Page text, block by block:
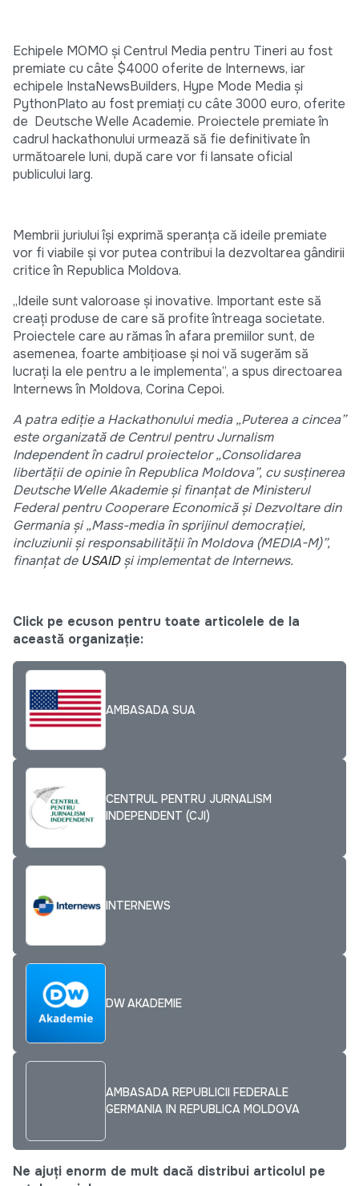
Echipele MOMO şi Centrul Media pentru Tineri au fost
premiate cu câte $4000 oferite de Internews, iar
echipele InstaNewsBuilders, Hype Mode Media și
PythonPlato au fost premiați cu câte 3000 euro, oferite
de Deutsche Welle Academie. Proiectele premiate în
cadrul hackathonului urmează să fie definitivate în
următoarele luni, după care vor fi lansate oficial
publicului larg.
Membrii juriului își exprimă speranța că ideile premiate
vor fi viabile și vor putea contribui la dezvoltarea gândirii
critice în Republica Moldova.
„Ideile sunt valoroase și inovative. Important este să
creați produse de care să profite întreaga societate.
Proiectele care au rămas în afara premiilor sunt, de
asemenea, foarte ambițioase și noi vă sugerăm să
lucrați la ele pentru a le implementa”, a spus directoarea
Internews în Moldova, Corina Cepoi.
A patraediție a Hackathonului media „Puterea a cincea”
este organizată de Centrul pentru Jurnalism
Independent în cadrul proiectelor „Consolidarea
libertății de opinie în Republica Moldova”, cu susținerea
Deutsche Welle Akademie și finanțat de Ministerul
Federal pentru Cooperare Economică și Dezvoltare din
Germania și „Mass-media în sprijinul democrației,
incluziunii și responsabilității în Moldova (MEDIA-M)”,
finanțat de USAIDși implementat de Internews.
Click pe ecuson pentru toate articolele de la
această organizație:
AMBASADA SUA
CENTRUL PENTRU JURNALISM
INDEPENDENT (CJI)
INTERNEWS
DW AKADEMIE
AMBASADA REPUBLICII FEDERALE
GERMANIA IN REPUBLICA MOLDOVA
Ne ajuți enorm de mult dacă distribui articolul pe